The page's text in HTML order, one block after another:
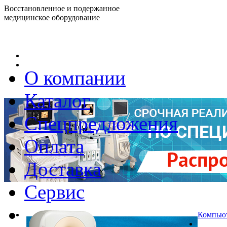
Восстановленное и подержанное
медицинское оборудование
О компании
Каталог
Спецпредложения
Оплата
Доставка
Сервис